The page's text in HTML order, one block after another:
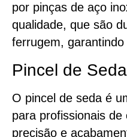
por pinças de aço
qualidade, que são
ferrugem,
Pincel de Seda
O pincel de seda é
para profissionais
precisão e